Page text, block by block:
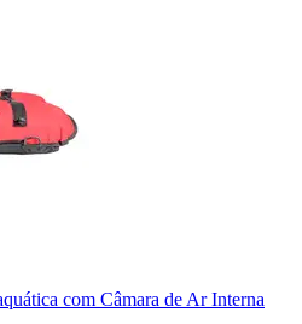
com Câmara de Ar Interna